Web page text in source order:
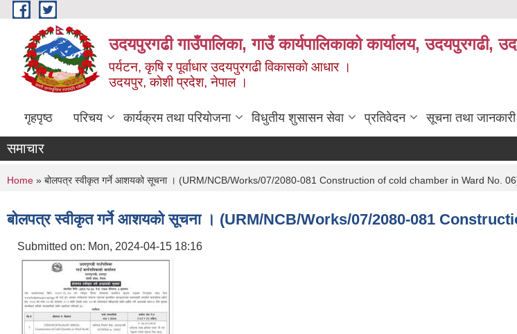
Skip to main content
उदयपुरगढी गाउँपालिका, गाउँ कार्यपालिकाको कार्यालय, उदयपुरगढी,
पर्यटन, कृषि र पूर्वाधार उदयपुरगढी विकासकाे आधार ।
उदयपुर, काेशी प्रदेश, नेपाल ।
गृहपृष्ठ परिचय कार्यक्रम तथा परियोजना विधुतीय शुसासन सेवा प्रतिवेदन सूचना तथा जानकारी
समाचार
You are here
Home » बोलपत्र स्वीकृत गर्ने आशयको सूचना । (URM/NCB/Works/07/2080-081 Construction of cold chamber in Ward No.
बोलपत्र स्वीकृत गर्ने आशयको सूचना । (URM/NCB/Works/07/2080-081
Submitted on: Mon, 2024-04-15 18:16